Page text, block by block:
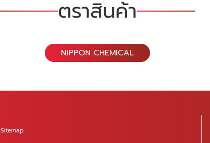
ตราสินค้า
NIPPON CHEMICAL
Sitemap